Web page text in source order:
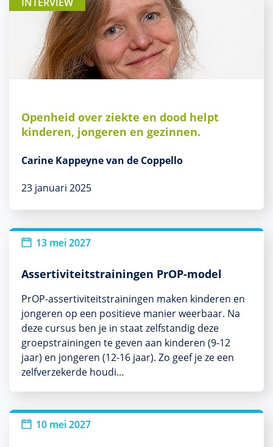
Openheid over ziekte en dood helpt
kinderen, jongeren en gezinnen.
Carine Kappeyne van de Coppello
23 januari 2025
13 mei 2027
Assertiviteitstrainingen PrOP-model
PrOP-assertiviteitstrainingen maken kinderen en
jongeren op een positieve manier weerbaar. Na
deze cursus ben je in staat zelfstandig deze
groepstrainingen te geven aan kinderen (9-12
jaar) en jongeren (12-16 jaar). Zo geef je ze een
zelfverzekerde houdi…
10 mei 2027